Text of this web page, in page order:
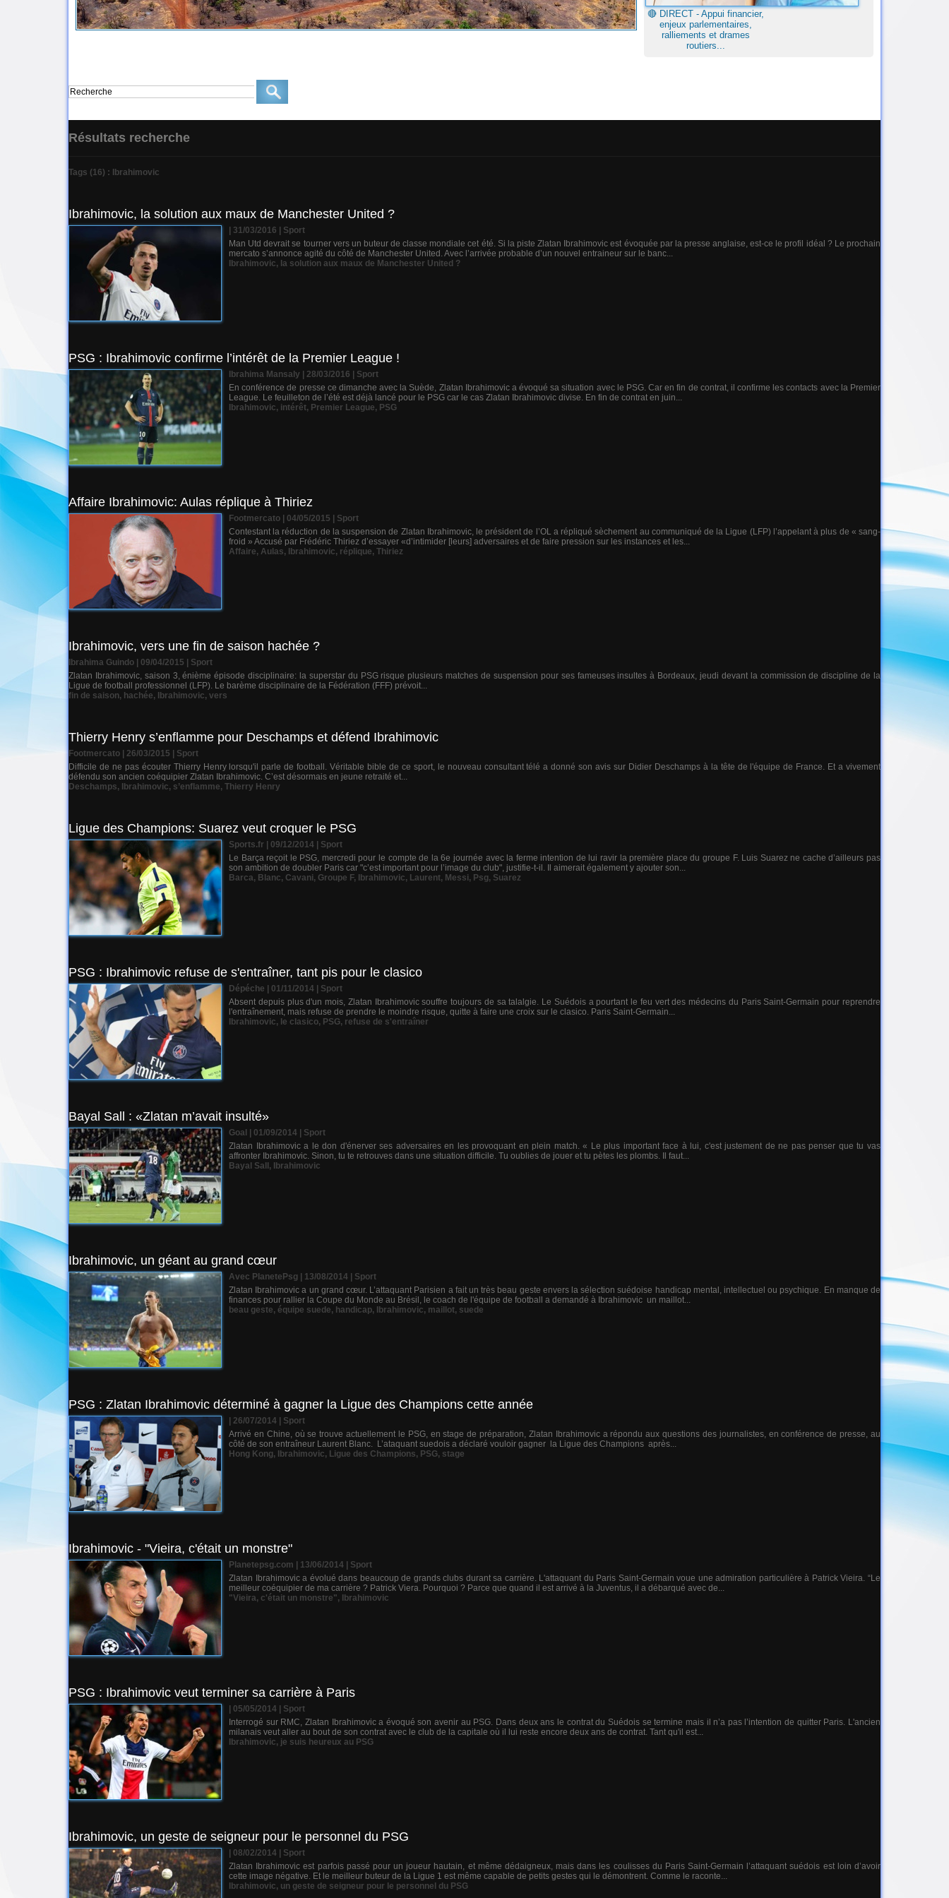
🔴​ DIRECT - Appui financier,
enjeux parlementaires,
ralliements et drames
routiers...
Résultats recherche
Tags (16) : Ibrahimovic
Ibrahimovic, la solution aux maux de Manchester United ?
| 31/03/2016
Sport
Man Utd devrait se tourner vers un buteur de classe mondiale cet été. Si la piste Zlatan Ibrahimovic est évoquée par la presse anglaise, est-ce le profil idéal ? Le prochain
mercato s’annonce agité du côté de Manchester United. Avec l’arrivée probable d’un nouvel entraineur sur le banc...
Ibrahimovic, la solution aux maux de Manchester United ?
PSG : Ibrahimovic confirme l’intérêt de la Premier League !
Ibrahima Mansaly | 28/03/2016
Sport
En conférence de presse ce dimanche avec la Suède, Zlatan Ibrahimovic a évoqué sa situation avec le PSG. Car en fin de contrat, il confirme les contacts avec la Premier
League. Le feuilleton de l’été est déjà lancé pour le PSG car le cas Zlatan Ibrahimovic divise. En fin de contrat en juin...
Ibrahimovic, intérêt, Premier League, PSG
Affaire Ibrahimovic: Aulas réplique à Thiriez
Footmercato | 04/05/2015
Sport
Contestant la réduction de la suspension de Zlatan Ibrahimovic, le président de l’OL a répliqué sèchement au communiqué de la Ligue (LFP) l’appelant à plus de « sang-
froid » Accusé par Frédéric Thiriez d’essayer «d’intimider [leurs] adversaires et de faire pression sur les instances et les...
Affaire, Aulas, Ibrahimovic, réplique, Thiriez
Ibrahimovic, vers une fin de saison hachée ?
Ibrahima Guindo | 09/04/2015
Sport
Zlatan Ibrahimovic, saison 3, énième épisode disciplinaire: la superstar du PSG risque plusieurs matches de suspension pour ses fameuses insultes à Bordeaux, jeudi devant la commission de discipline de la
Ligue de football professionnel (LFP). Le barème disciplinaire de la Fédération (FFF) prévoit...
fin de saison, hachée, Ibrahimovic, vers
Thierry Henry s’enflamme pour Deschamps et défend Ibrahimovic
Footmercato | 26/03/2015
Sport
Difficile de ne pas écouter Thierry Henry lorsqu'il parle de football. Véritable bible de ce sport, le nouveau consultant télé a donné son avis sur Didier Deschamps à la tête de l'équipe de France. Et a vivement
défendu son ancien coéquipier Zlatan Ibrahimovic. C’est désormais en jeune retraité et...
Deschamps, Ibrahimovic, s’enflamme, Thierry Henry
Ligue des Champions: Suarez veut croquer le PSG
Sports.fr | 09/12/2014
Sport
Le Barça reçoit le PSG, mercredi pour le compte de la 6e journée avec la ferme intention de lui ravir la première place du groupe F. Luis Suarez ne cache d’ailleurs pas
son ambition de doubler Paris car "c’est important pour l’image du club", justifie-t-il. Il aimerait également y ajouter son...
Barca, Blanc, Cavani, Groupe F, Ibrahimovic, Laurent, Messi, Psg, Suarez
PSG : Ibrahimovic refuse de s'entraîner, tant pis pour le clasico
Dépéche | 01/11/2014
Sport
Absent depuis plus d'un mois, Zlatan Ibrahimovic souffre toujours de sa talalgie. Le Suédois a pourtant le feu vert des médecins du Paris Saint-Germain pour reprendre
l'entraînement, mais refuse de prendre le moindre risque, quitte à faire une croix sur le clasico. Paris Saint-Germain...
Ibrahimovic, le clasico, PSG, refuse de s'entraîner
Bayal Sall : «Zlatan m’avait insulté»
Goal | 01/09/2014
Sport
Zlatan Ibrahimovic a le don d'énerver ses adversaires en les provoquant en plein match. « Le plus important face à lui, c'est justement de ne pas penser que tu vas
affronter Ibrahimovic. Sinon, tu te retrouves dans une situation difficile. Tu oublies de jouer et tu pètes les plombs. Il faut...
Bayal Sall , Ibrahimovic
Ibrahimovic, un géant au grand cœur
Avec PlanetePsg | 13/08/2014
Sport
Zlatan Ibrahimovic a un grand cœur. L’attaquant Parisien a fait un très beau geste envers la sélection suédoise handicap mental, intellectuel ou psychique. En manque de
finances pour rallier la Coupe du Monde au Brésil, le coach de l'équipe de football a demandé à Ibrahimovic un maillot...
beau geste, équipe suede, handicap, Ibrahimovic, maillot, suede
PSG : Zlatan Ibrahimovic déterminé à gagner la Ligue des Champions cette année
| 26/07/2014
Sport
Arrivé en Chine, où se trouve actuellement le PSG, en stage de préparation, Zlatan Ibrahimovic a répondu aux questions des journalistes, en conférence de presse, au
côté de son entraîneur Laurent Blanc. L’ataquant suedois a déclaré vouloir gagner la Ligue des Champions après...
Hong Kong, Ibrahimovic, Ligue des Champions, PSG, stage
Ibrahimovic - "Vieira, c'était un monstre"
Planetepsg.com | 13/06/2014
Sport
Zlatan Ibrahimovic a évolué dans beaucoup de grands clubs durant sa carrière. L'attaquant du Paris Saint-Germain voue une admiration particulière à Patrick Vieira. “Le
meilleur coéquipier de ma carrière ? Patrick Viera. Pourquoi ? Parce que quand il est arrivé à la Juventus, il a débarqué avec de...
"Vieira, c'était un monstre", Ibrahimovic
PSG : Ibrahimovic veut terminer sa carrière à Paris
| 05/05/2014
Sport
Interrogé sur RMC, Zlatan Ibrahimovic a évoqué son avenir au PSG. Dans deux ans le contrat du Suédois se termine mais il n’a pas l’intention de quitter Paris. L'ancien
milanais veut aller au bout de son contrat avec le club de la capitale où il lui reste encore deux ans de contrat. Tant qu'il est...
Ibrahimovic, je suis heureux au PSG
Ibrahimovic, un geste de seigneur pour le personnel du PSG
| 08/02/2014
Sport
Zlatan Ibrahimovic est parfois passé pour un joueur hautain, et même dédaigneux, mais dans les coulisses du Paris Saint-Germain l’attaquant suédois est loin d’avoir
cette image négative. Et le meilleur buteur de la Ligue 1 est même capable de petits gestes qui le démontrent. Comme le raconte...
Ibrahimovic, un geste de seigneur pour le personnel du PSG